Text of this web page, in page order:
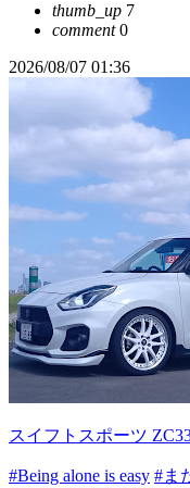
thumb_up 7
comment0
2026/08/07 01:36
スイフトスポーツ
#Being alone is easy #ま